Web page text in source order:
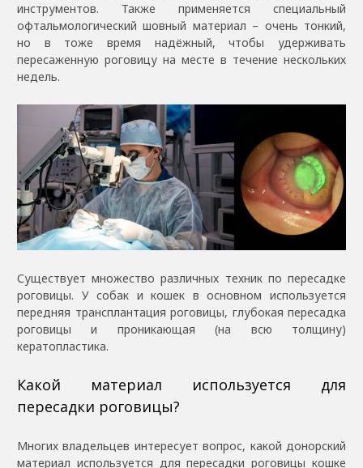
инструментов. Также применяется специальный
офтальмологический шовный материал – очень тонкий,
но в тоже время надёжный, чтобы удерживать
пересаженную роговицу на месте в течение нескольких
недель.
Существует множество различных техник по пересадке
роговицы. У собак и кошек в основном используется
передняя трансплантация роговицы, глубокая пересадка
роговицы и проникающая (на всю толщину)
кератопластика.
Какой материал используется для
пересадки роговицы?
Многих владельцев интересует вопрос, какой донорский
материал используется для пересадки роговицы кошке